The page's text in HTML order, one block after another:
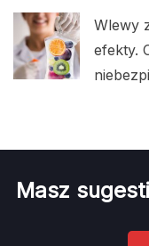
Wlewy
efekty.
Masz